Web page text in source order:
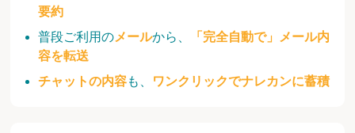
要約
普段ご利用のメールから、
「完全自動で」メール内
容を転送
チャットの内容も、 ワンクリックでナレカンに蓄積